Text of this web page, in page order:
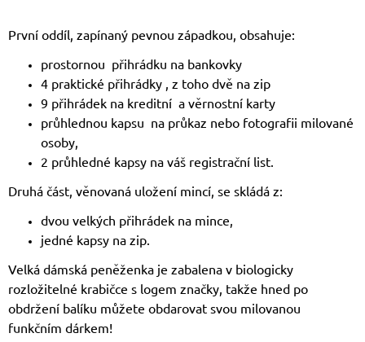
První oddíl, zapínaný pevnou západkou, obsahuje:
prostornou přihrádku na bankovky
4 praktické přihrádky , z toho dvě na zip
9 přihrádek na kreditní a věrnostní karty
průhlednou kapsu na průkaz nebo fotografii milované
osoby,
2 průhledné kapsy na váš registrační list.
Druhá část, věnovaná uložení mincí, se skládá z:
dvou velkých přihrádek na mince,
jedné kapsy na zip.
Velká dámská peněženka je zabalena v biologicky
rozložitelné krabičce s logem značky, takže hned po
obdržení balíku můžete obdarovat svou milovanou
funkčním dárkem!